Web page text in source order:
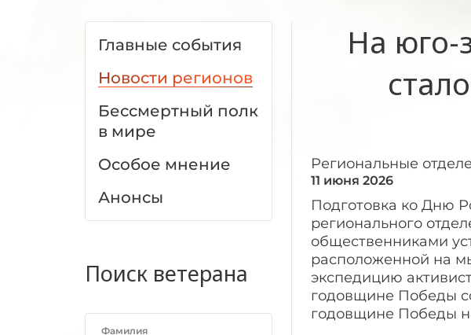
Главные события
Новости регионов
Бессмертный полк
в мире
Особое мнение
Анонсы
Поиск ветерана
На юго-
Региональные
11 июня 2026
Подготовка ко Дню
регионального
общественниками
расположенной на
экспедицию
годовщине Победы
годовщине Победы